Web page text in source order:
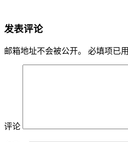
发表评论
邮箱地址不会被公开。 必填项已用
评论